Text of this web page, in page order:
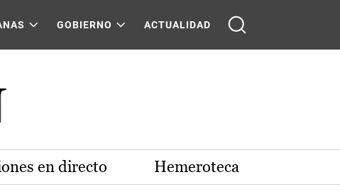
GOBIERNO ACTUALIDAD
en directo Hemeroteca